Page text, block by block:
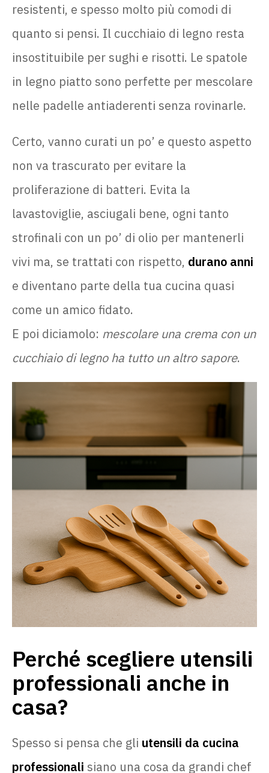
resistenti, e spesso molto più comodi di
quanto si pensi. Il cucchiaio di legno resta
insostituibile per sughi e risotti. Le spatole
in legno piatto sono perfette per mescolare
nelle padelle antiaderenti senza rovinarle.
Certo, vanno curati un po’ e questo aspetto
non va trascurato per evitare la
proliferazione di batteri. Evita la
lavastoviglie, asciugali bene, ogni tanto
strofinali con un po’ di olio per mantenerli
vivi ma, se trattati con rispetto, durano anni
e diventano parte della tua cucina quasi
come un amico fidato.
E poi diciamolo: mescolare una crema con un
cucchiaio di legno ha tutto un altro sapore.
Perché scegliere utensili
professionali anche in
casa?
Spesso si pensa che gli utensili da cucina
professionali siano una cosa da grandi chef